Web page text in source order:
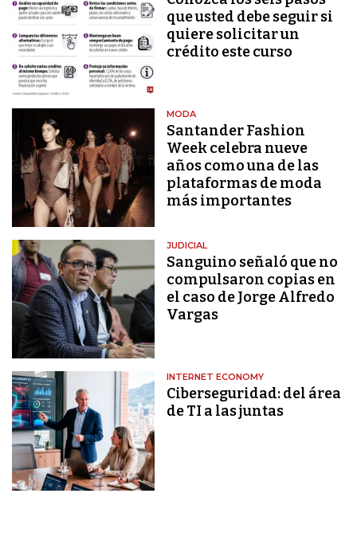
que usted debe seguir si
quiere solicitar un
crédito este curso
MODA
Santander Fashion
Week celebra nueve
años como una de las
plataformas de moda
más importantes
JUDICIAL
Sanguino señaló que no
compulsaron copias en
el caso de Jorge Alfredo
Vargas
INTERNET ECONOMY
Ciberseguridad: del área
de TI a las juntas